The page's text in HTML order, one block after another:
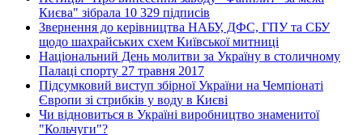
Києва" зібрала 10 329 підписів
Звернення до керівництва НАБУ, ДФС, ГПУ та СБУ
щодо шахрайських схем Київської митниці
Національний День молитви за Україну в столичному
Палаці спорту 27 травня 2017
Підсумковий виступ збірної України на Чемпіонаті
Європи зі стрибків у воду в Києві
Чи відновиться в Україні виробництво знаменитої
"Кольчуги"?